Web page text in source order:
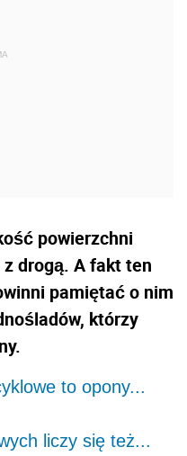
powierzchni
drogą. A fakt ten
pamiętać o nim
którzy
to opony...
liczy się też...